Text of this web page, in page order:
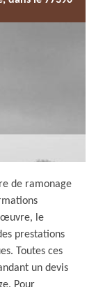
de ramonage
le
prestations
Toutes ces
un devis